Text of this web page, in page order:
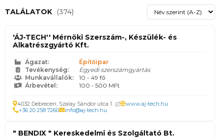
TALÁLATOK (374)
'ÁJ-TECH'' Mérnöki Szerszám-, Készülék- és
Alkatrészgyártó Kft.
Ágazat:
Építőipar
Tevékenység:
Egyedi szerszámgyártás
Munkavállalók:
10 - 49 fő
Árbevétel:
100 - 500 MFt
4032 Debrecen, Szalay Sándor utca 1.
www.aj-tech.hu
+36 20 258 7260
info@aj-tech.hu
" BENDIX " Kereskedelmi és Szolgáltató Bt.